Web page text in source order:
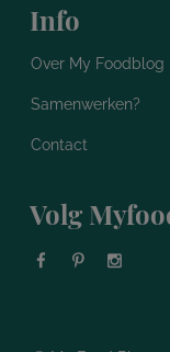
Info
Over My Foodblog
Samenwerken?
Contact
Volg